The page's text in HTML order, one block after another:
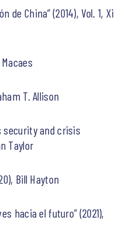
de China” (2014), Vol. 1, Xi
T. Allison
security and crisis
Taylor
Bill Hayton
hacia el futuro” (2021),